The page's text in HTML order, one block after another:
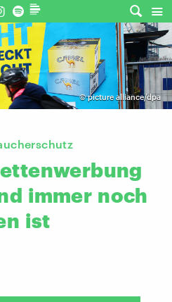
©picture alliance/dpa
immer noch
ist